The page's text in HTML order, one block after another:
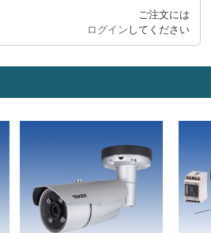
ご注文には
ログイン してください